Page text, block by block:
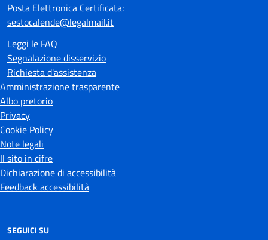
Posta Elettronica Certificata:
sestocalende@legalmail.it
Leggi le FAQ
Segnalazione disservizio
Richiesta d'assistenza
Amministrazione trasparente
Albo pretorio
Privacy
Cookie Policy
Note legali
Il sito in cifre
Dichiarazione di accessibilità
Feedback accessibilità
SEGUICI SU